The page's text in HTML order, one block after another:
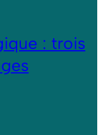
: trois